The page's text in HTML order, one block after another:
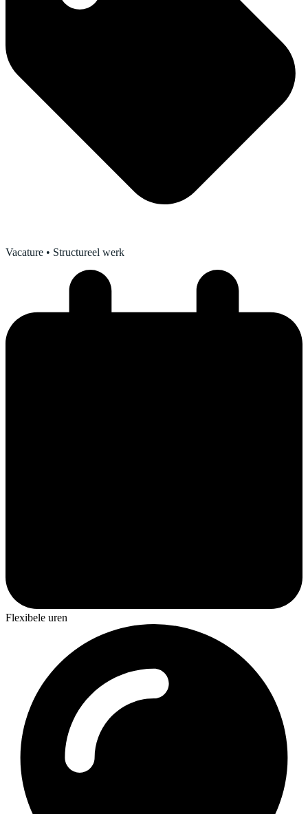
Vacature • Structureel werk
Flexibele uren